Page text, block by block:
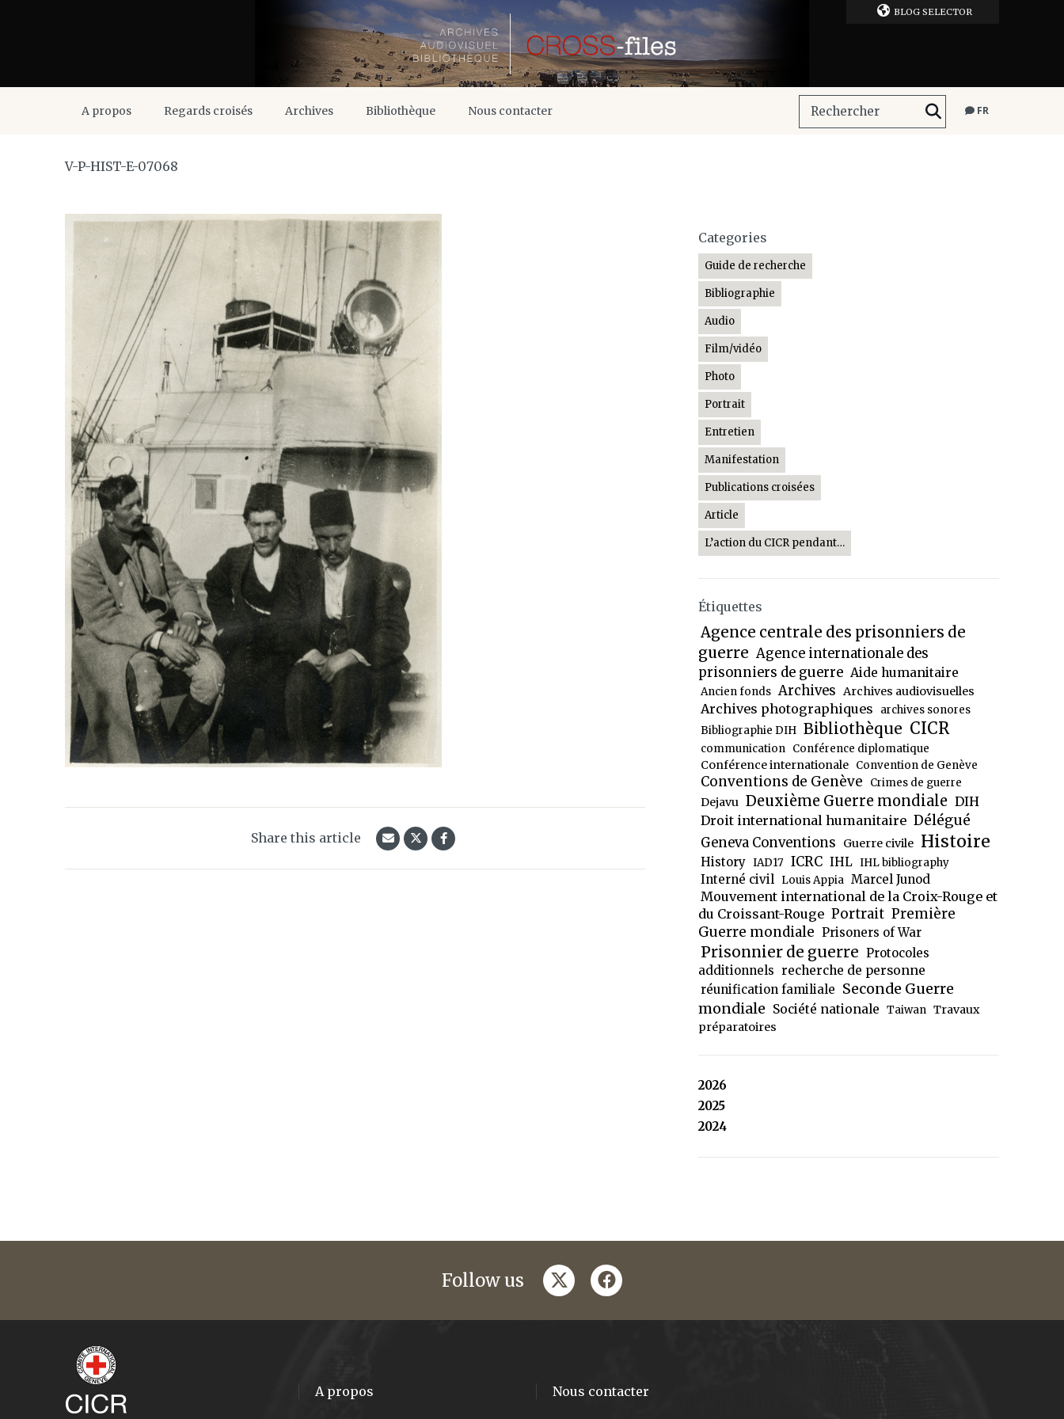
BLOG SELECTOR
A propos Regards croisés Archives Bibliothèque Nous contacter FR
V-P-HIST-E-07068
Share this article
Categories
Guide de recherche
Bibliographie
Audio
Film/vidéo
Photo
Portrait
Entretien
Manifestation
Publications croisées
Article
L’action du CICR pendant…
Étiquettes
Agence centrale des prisonniers de
guerre Agence internationale des
prisonniers de guerre Aide humanitaire
Ancien fonds Archives Archives audiovisuelles
Archives photographiques
archives sonores
Bibliographie DIH Bibliothèque CICR
communication Conférence diplomatique
Conférence internationale Convention de Genève
Conventions de Genève Crimes de guerre
Dejavu Deuxième Guerre mondiale DIH
Droit international humanitaire Délégué
Geneva Conventions Guerre civile Histoire
History IAD17 ICRC IHL IHL bibliography
Interné civil Louis Appia Marcel Junod
Mouvement international de la Croix-Rouge et
du Croissant-Rouge Portrait Première
Guerre mondiale Prisoners of War
Prisonnier de guerre Protocoles
additionnels recherche de personne
réunification familiale Seconde Guerre
mondiale Société nationale Taiwan Travaux
préparatoires
2026
2025
2024
Follow us twitterfacebook
A propos Nous contacter